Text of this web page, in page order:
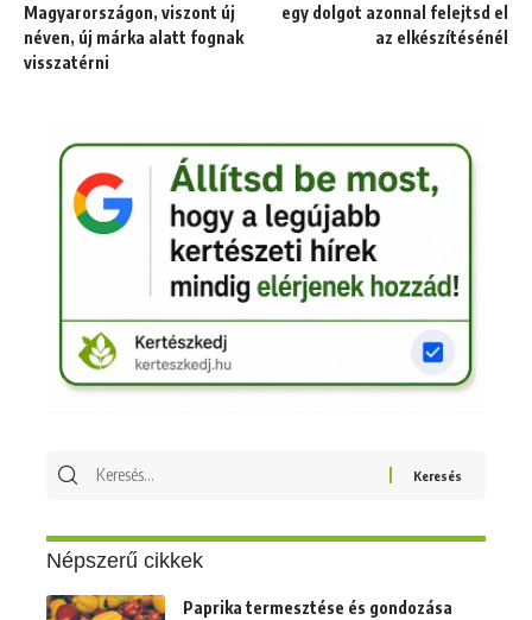
Magyarországon, viszont új
néven, új márka alatt fognak
visszatérni
egy dolgot azonnal felejtsd el
az elkészítésénél
Keresés
Népszerű cikkek
Paprika termesztése és gondozása